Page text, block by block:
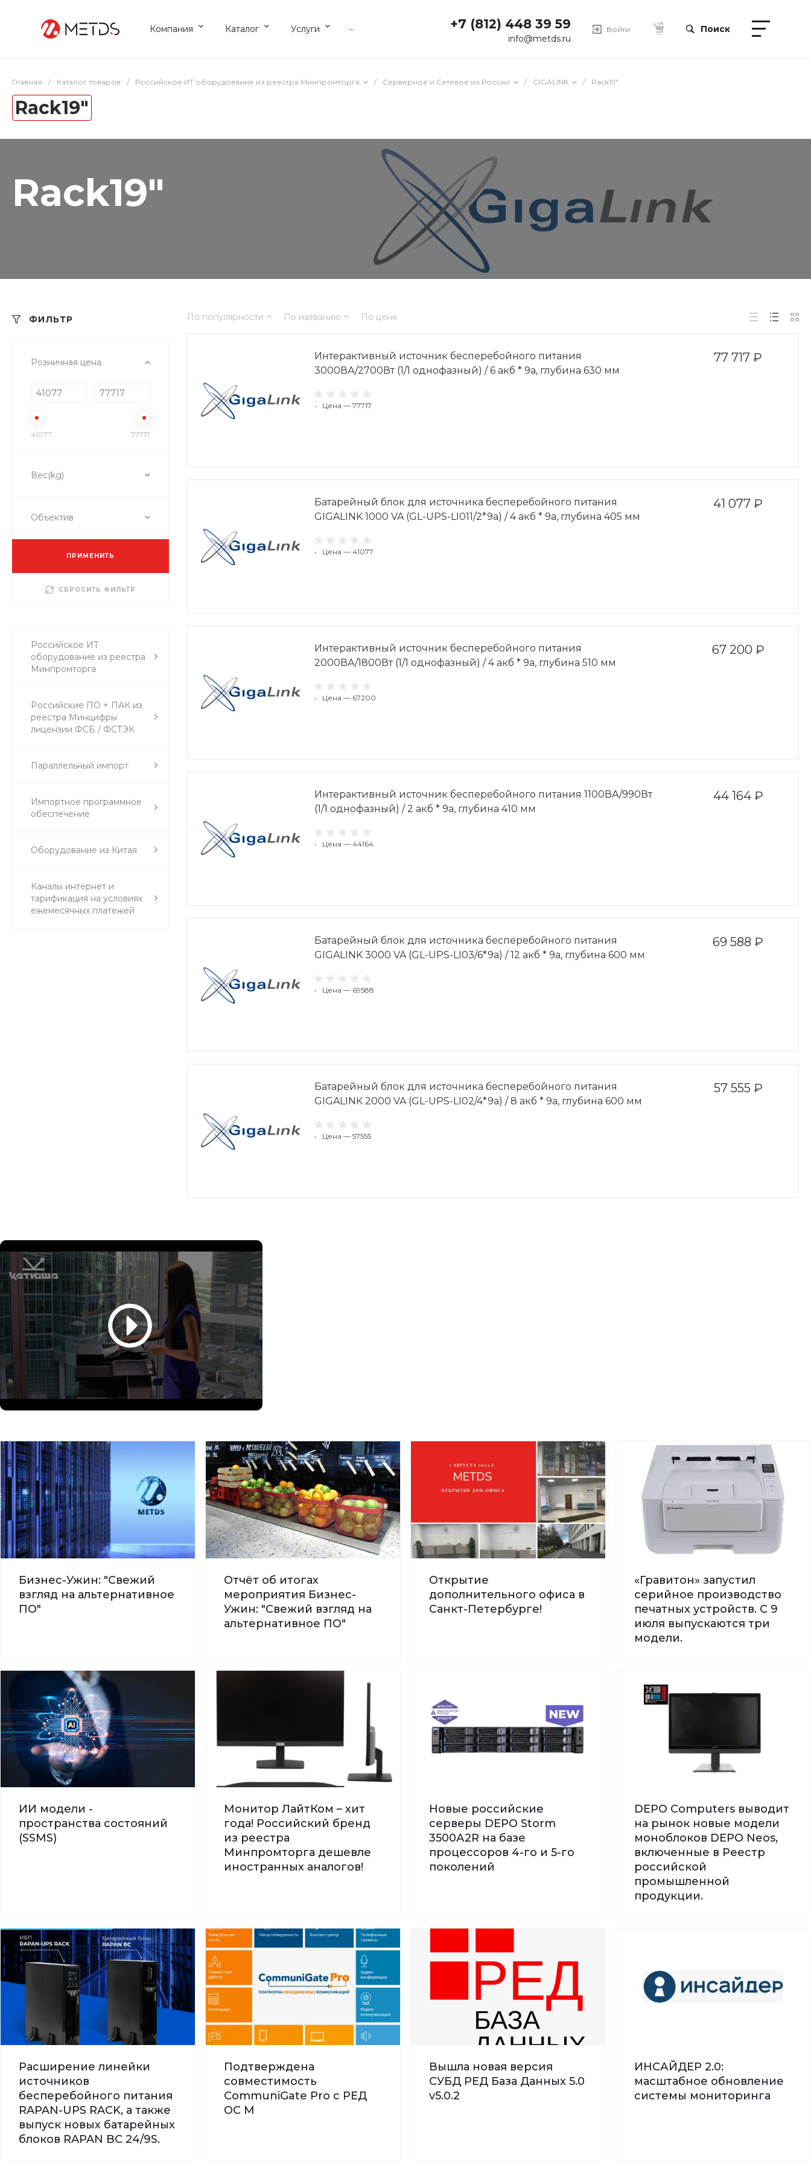
Компания Каталог Услуги ... +7 (812) 448 39 59
info@metds.ru
Войти Поиск
Главная / Каталог товаров / Российское ИТ оборудование из реестра Минпромторга / Серверное и Сетевое из России / GIGALINK / Rack19"
Rack19"
Rack19"
ФИЛЬТР
Розничная цена
41077 77717
Вес(kg)
Объектив
ПРИМЕНИТЬ
СБРОСИТЬ ФИЛЬТР
Российское ИТ
оборудование из реестра
Минпромторга
Российские ПО + ПАК из
реестра Минцифры
лицензии ФСБ / ФСТЭК
Параллельный импорт
Импортное программное
обеспечение
Оборудование из Китая
Каналы интернет и
тарификация на условиях
ежемесячных платежей
По популярности По названию По цене
77 717 ₽
Интерактивный источник бесперебойного питания
3000ВА/2700Вт (1/1 однофазный) / 6 акб * 9a, глубина 630 мм
• Цена — 77717
41 077 ₽
Батарейный блок для источника бесперебойного питания
GIGALINK 1000 VA (GL-UPS-LI011/2*9a) / 4 акб * 9a, глубина 405 мм
• Цена — 41077
67 200 ₽
Интерактивный источник бесперебойного питания
2000ВА/1800Вт (1/1 однофазный) / 4 акб * 9a, глубина 510 мм
• Цена — 67200
44 164 ₽
Интерактивный источник бесперебойного питания 1100ВА/990Вт
(1/1 однофазный) / 2 акб * 9a, глубина 410 мм
• Цена — 44164
69 588 ₽
Батарейный блок для источника бесперебойного питания
GIGALINK 3000 VA (GL-UPS-LI03/6*9a) / 12 акб * 9a, глубина 600 мм
• Цена — 69588
57 555 ₽
Батарейный блок для источника бесперебойного питания
GIGALINK 2000 VA (GL-UPS-LI02/4*9a) / 8 акб * 9a, глубина 600 мм
• Цена — 57555
Бизнес-Ужин: "Свежий
взгляд на альтернативное
ПО"
Отчёт об итогах
мероприятия Бизнес-
Ужин: "Свежий взгляд на
альтернативное ПО"
Открытие
дополнительного офиса в
Санкт-Петербурге!
«Гравитон» запустил
серийное производство
печатных устройств. С 9
июля выпускаются три
модели.
ИИ модели -
пространства состояний
(SSMS)
Монитор ЛайтКом – хит
года! Российский бренд
из реестра
Минпромторга дешевле
иностранных аналогов!
Новые российские
серверы DEPO Storm
3500А2R на базе
процессоров 4-го и 5-го
поколений
DEPO Computers выводит
на рынок новые модели
моноблоков DEPO Neos,
включенные в Реестр
российской
промышленной
продукции.
Расширение линейки
источников
бесперебойного питания
RAPAN-UPS RACK, а также
выпуск новых батарейных
блоков RAPAN BC 24/9S.
Подтверждена
совместимость
CommuniGate Pro с РЕД
ОС М
Вышла новая версия
СУБД РЕД База Данных 5.0
v5.0.2
ИНСАЙДЕР 2.0:
масштабное обновление
системы мониторинга